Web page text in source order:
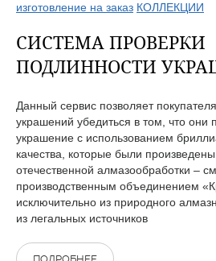
изготовление на заказ КОЛЛЕКЦИИ
СИСТЕМА ПРОВЕРКИ
ПОДЛИННОСТИ
Данный сервис позволяет
украшений убедиться в том, что они
украшение с использованием
качества, которые были
отечественной алмазообработки –
производственным объединением
исключительно из природного
из легальных источников